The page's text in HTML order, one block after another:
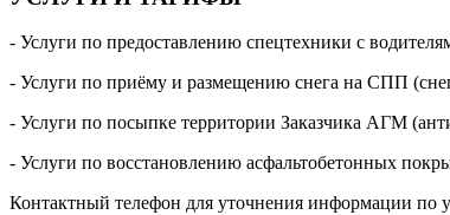
- Услуги по предоставлению спецтехники с
- Услуги по приёму и размещению снега на СПП
- Услуги по посыпке территории Заказчика АГМ
- Услуги по восстановлению асфальтобетонных
Контактный телефон для уточнения информации по